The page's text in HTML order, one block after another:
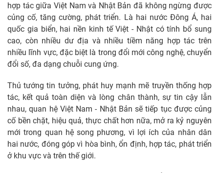
hợp tác giữa Việt Nam và Nhật Bản đã không ngừng được
củng cố, tăng cường, phát triển. Là hai nước Đông Á, hai
quốc gia biển, hai nền kinh tế Việt - Nhật có tính bổ sung
cao, còn nhiều dư địa và nhiều tiềm năng hợp tác trên
nhiều lĩnh vực, đặc biệt là trong đổi mới công nghệ, chuyển
đổi số, đa dạng chuỗi cung ứng.
Thủ tướng tin tưởng, phát huy mạnh mẽ truyền thống hợp
tác, kết quả toàn diện và lòng chân thành, sự tin cậy lẫn
nhau, quan hệ Việt Nam - Nhật Bản sẽ tiếp tục được củng
cố bền chặt, hiệu quả, thực chất hơn nữa, mở ra kỷ nguyên
mới trong quan hệ song phương, vì lợi ích của nhân dân
hai nước, đóng góp vì hòa bình, ổn định, hợp tác, phát triển
ở khu vực và trên thế giới.